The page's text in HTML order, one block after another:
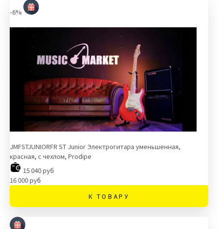
-6%
JMFSTJUNIORFR ST Junior Электрогитара уменьшенная,
красная, с чехлом, Prodipe
15 040 руб
16 000 руб
К ТОВАРУ